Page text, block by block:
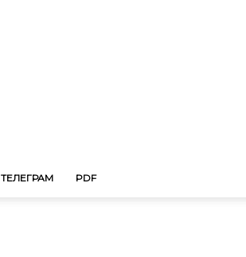
ТЕЛЕГРАМ PDF